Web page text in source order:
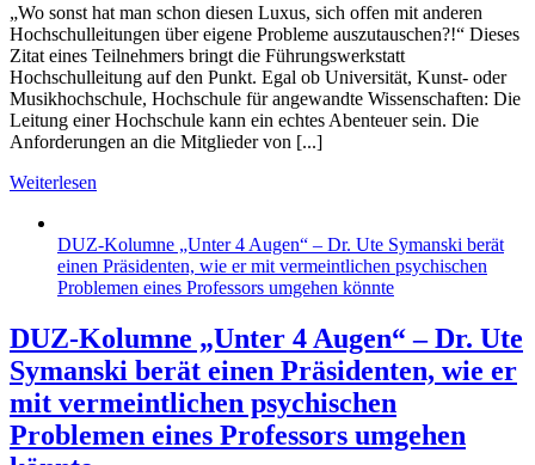
„Wo sonst hat man schon diesen Luxus, sich offen mit anderen
Hochschulleitungen über eigene Probleme auszutauschen?!“ Dieses
Zitat eines Teilnehmers bringt die Führungswerkstatt
Hochschulleitung auf den Punkt. Egal ob Universität, Kunst- oder
Musikhochschule, Hochschule für angewandte Wissenschaften: Die
Leitung einer Hochschule kann ein echtes Abenteuer sein. Die
Anforderungen an die Mitglieder von [...]
Weiterlesen
DUZ-Kolumne „Unter 4 Augen“ – Dr. Ute Symanski berät
einen Präsidenten, wie er mit vermeintlichen psychischen
Problemen eines Professors umgehen könnte
DUZ-Kolumne „Unter 4 Augen“ – Dr. Ute
Symanski berät einen Präsidenten, wie er
mit vermeintlichen psychischen
Problemen eines Professors umgehen